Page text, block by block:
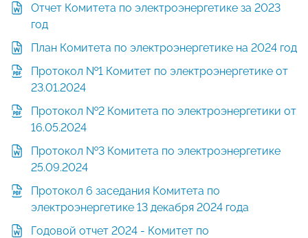
Отчет Комитета по электроэнергетике за 2023
год
План Комитета по электроэнергетике на 2024 год
Протокол №1 Комитет по электроэнергетике от
23.01.2024
Протокол №2 Комитета по электроэнергетики от
16.05.2024
Протокол №3 Комитета по электроэнергетике
25.09.2024
Протокол 6 заседания Комитета по
электроэнергетике 13 декабря 2024 года
Годовой отчет 2024 - Комитет по